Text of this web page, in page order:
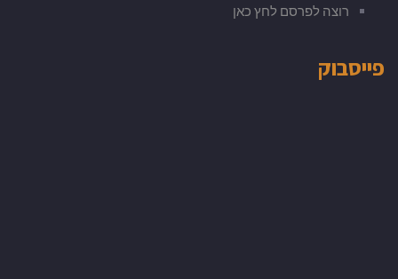
רוצה לפרסם לחץ כאן
פייסבוק